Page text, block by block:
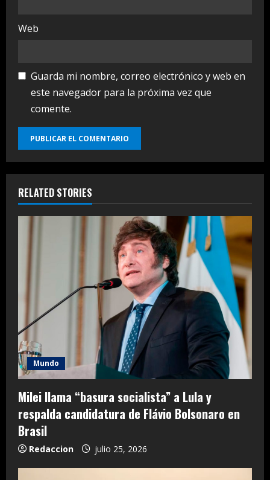
Web
Guarda mi nombre, correo electrónico y web en
este navegador para la próxima vez que
comente.
RELATED STORIES
Mundo
Milei llama “basura socialista” a Lula y
respalda candidatura de Flávio Bolsonaro en
Brasil
Redaccion julio 25, 2026